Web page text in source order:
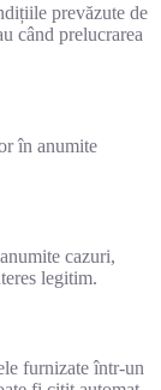
prevăzute de
când prelucrarea
în anumite
cazuri,
legitim.
furnizate într-un